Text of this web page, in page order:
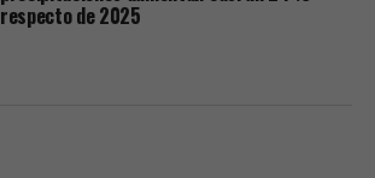
respecto de 2025